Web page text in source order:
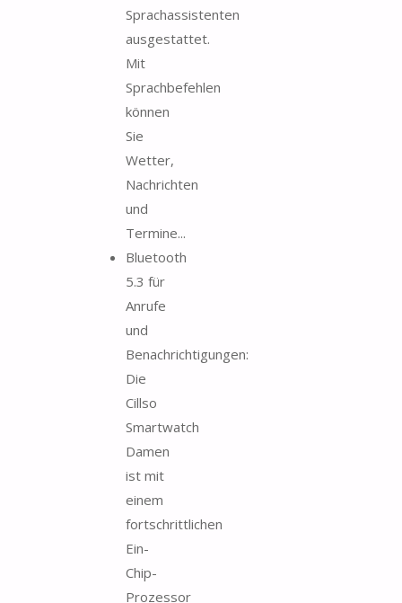
Sprachassistenten
ausgestattet.
Mit
Sprachbefehlen
können
Sie
Wetter,
Nachrichten
und
Termine...
Bluetooth
5.3 für
Anrufe
und
Benachrichtigungen:
Die
Cillso
Smartwatch
Damen
ist mit
einem
fortschrittlichen
Ein-
Chip-
Prozessor